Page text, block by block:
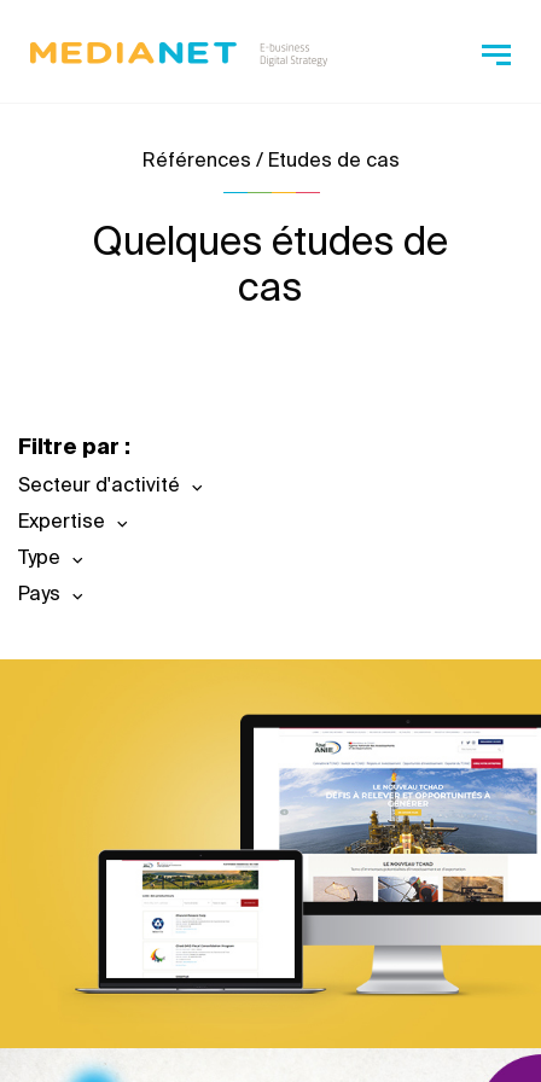
Références / Etudes de cas
Quelques études de
cas
Filtre par :
Secteur d'activité
Expertise
Type
Pays